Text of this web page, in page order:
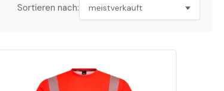
Sortieren nach: